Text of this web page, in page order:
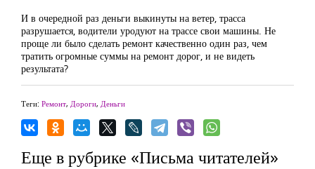
И в очередной раз деньги выкинуты на ветер, трасса
разрушается, водители уродуют на трассе свои машины. Не
проще ли было сделать ремонт качественно один раз, чем
тратить огромные суммы на ремонт дорог, и не видеть
результата?
Теги: Ремонт, Дороги, Деньги
Еще в рубрике «Письма читателей»